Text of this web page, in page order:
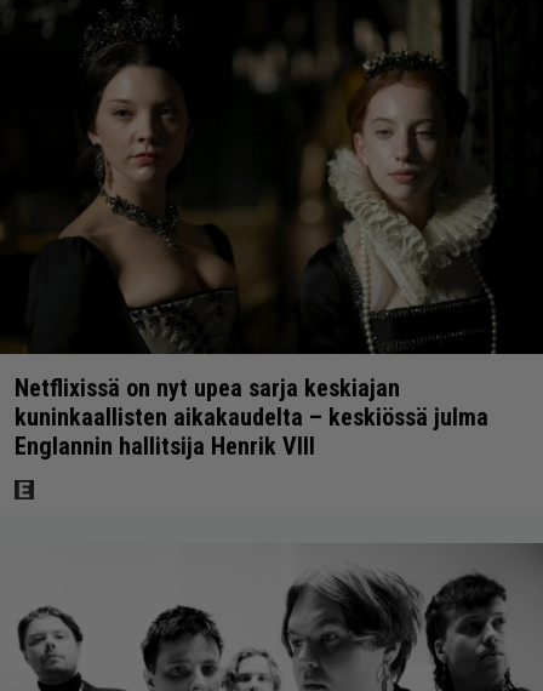
Netflixissä on nyt upea sarja keskiajan
kuninkaallisten aikakaudelta – keskiössä julma
Englannin hallitsija Henrik VIII